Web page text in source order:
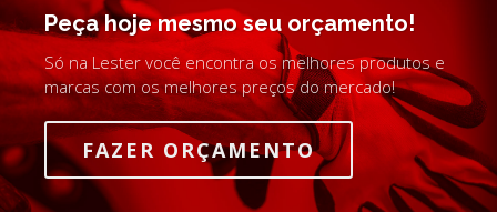
Peça hoje mesmo seu orçamento!
Só na Lester você encontra os melhores produtos e
marcas com os melhores preços do mercado!
FAZER ORÇAMENTO